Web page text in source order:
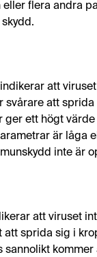
eller flera andra
att
svårare att
ger ett högt värde
är låga
inte är
att viruset
att sprida sig i
sannolikt kommer